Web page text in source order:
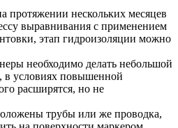
протяжении нескольких месяцев
выравнивания с применением
этап гидроизоляции можно
необходимо делать небольшой
в условиях повышенной
расширятся, но не
трубы или же проводка,